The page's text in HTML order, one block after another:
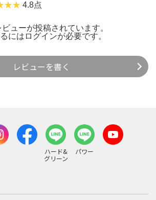
4.8点
ューが投稿されています。
には ログインが必要です。
レビューを書く
ハード&
グリーン
パワー